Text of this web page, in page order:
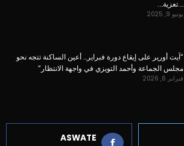
….تعزية….
يونيو 9, 2025
“آيت أورير على إيقاع دورة فبراير… أعين الساكنة تتجه نحو
مجلس الجماعة وأحمد التويزي في واجهة الانتظار”
فبراير 6, 2026
ASWATE